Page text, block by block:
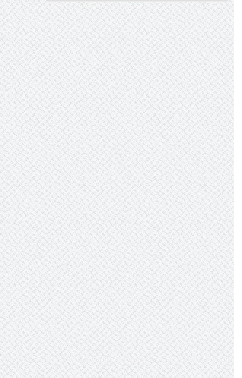
از بحران در مرز مغرب و اسپانیا